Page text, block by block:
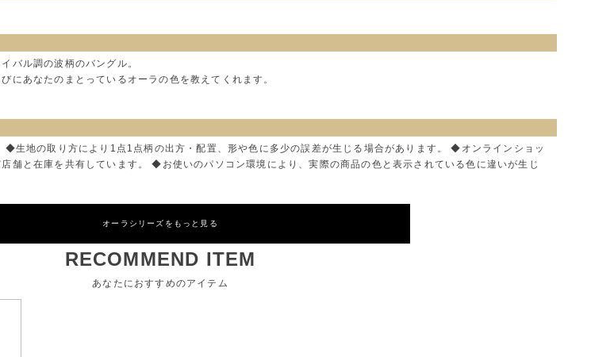
バル調の波柄のバングル。
にあなたのまとっているオーラの色を教えてくれます。
◆生地の取り方により1点1点柄の出方・配置、形や色に多少の誤差が生じる場合があります。 ◆オンラインショッ
舗と在庫を共有しています。 ◆お使いのパソコン環境により、実際の商品の色と表示されている色に違いが生じ
オーラシリーズをもっと見る
RECOMMEND ITEM
あなたにおすすめのアイテム